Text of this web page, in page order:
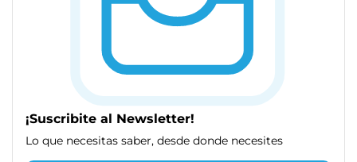
¡Suscribite al Newsletter!
Lo que necesitas saber, desde donde necesites